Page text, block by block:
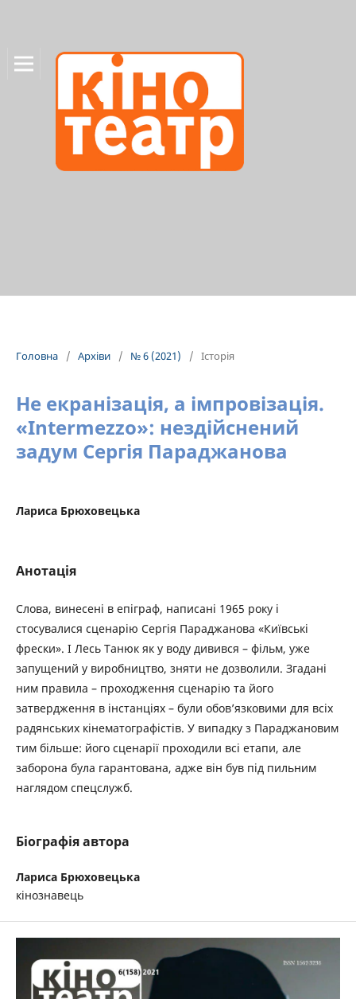
Головна / Архіви / № 6 (2021) / Історія
Не екранізація, а імпровізація.
«Intermezzo»: нездійснений
задум Сергія Параджанова
Лариса Брюховецька
Анотація
Слова, винесені в епіграф, написані 1965 року і
стосувалися сценарію Сергія Параджанова «Київські
фрески». І Лесь Танюк як у воду дивився – фільм, уже
запущений у виробництво, зняти не дозволили. Згадані
ним правила – проходження сценарію та його
затвердження в інстанціях – були обов’язковими для всіх
радянських кінематографістів. У випадку з Параджановим
тим більше: його сценарії проходили всі етапи, але
заборона була гарантована, адже він був під пильним
наглядом спецслужб.
Біографія автора
Лариса Брюховецька
кінознавець